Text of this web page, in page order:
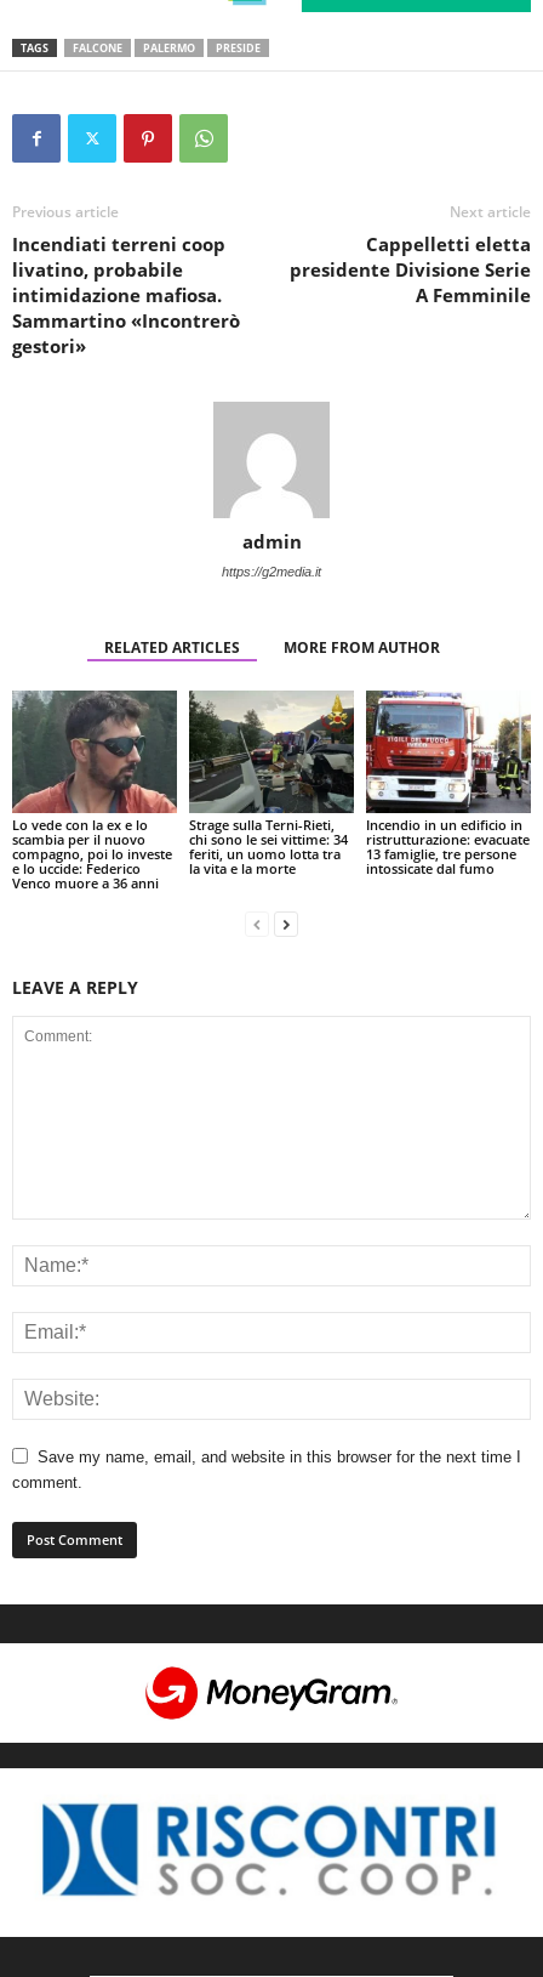
TAGS FALCONE PALERMO PRESIDE
Previous article
Incendiati terreni coop
livatino, probabile
intimidazione mafiosa.
Sammartino «Incontrerò
gestori»
Next article
Cappelletti eletta
presidente Divisione Serie
A Femminile
admin
https://g2media.it
RELATED ARTICLES MORE FROM AUTHOR
Lo vede con la ex e lo
scambia per il nuovo
compagno, poi lo investe
e lo uccide: Federico
Venco muore a 36 anni
Strage sulla Terni-Rieti,
chi sono le sei vittime: 34
feriti, un uomo lotta tra
la vita e la morte
Incendio in un edificio in
ristrutturazione: evacuate
13 famiglie, tre persone
intossicate dal fumo
LEAVE A REPLY
Save my name, email, and website in this browser for the next time I
comment.